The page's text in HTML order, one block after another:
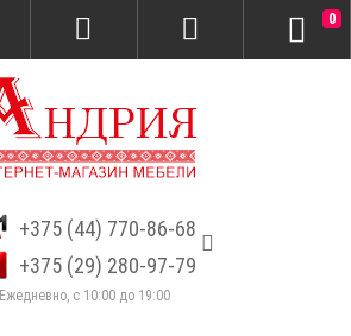
+375 (44) 770-86-68
+375 (29) 280-97-79
Ежедневно, с 10:00 до 19:00
0